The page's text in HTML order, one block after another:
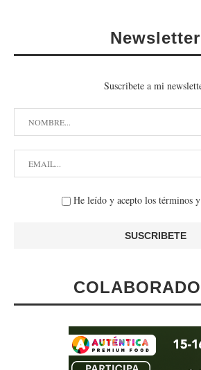
Newsletter
Suscribete a mi
He leído y acepto los términos